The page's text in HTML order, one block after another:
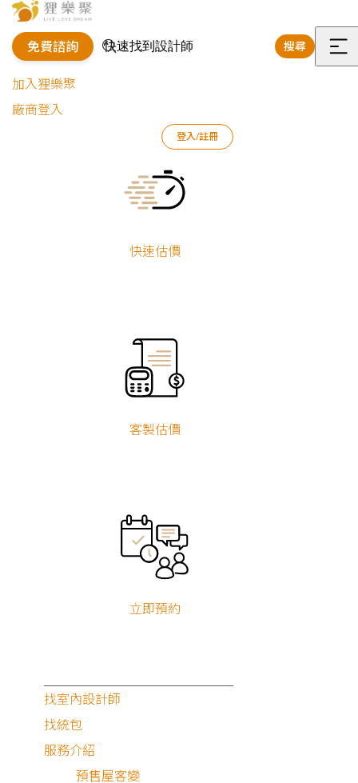
免費諮詢 搜尋
選
加入狸樂聚
廠商登入
登入/註冊
快速估價
客製估價
立即預約
找室內設計師
找統包
服務介紹
預售屋客變
案例文章
Current:
柔光生活｜韓風透天厝